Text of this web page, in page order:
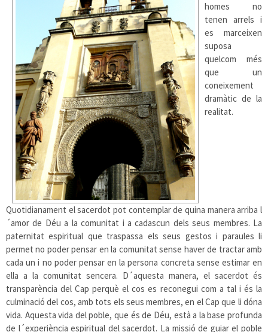
homes no
tenen arrels i
es marceixen
suposa
quelcom més
que un
coneixement
dramàtic de la
realitat.
Quotidianament el sacerdot pot contemplar de quina manera arriba l
´amor de Déu a la comunitat i a cadascun dels seus membres. La
paternitat espiritual que traspassa els seus gestos i paraules li
permet no poder pensar en la comunitat sense haver de tractar amb
cada un i no poder pensar en la persona concreta sense estimar en
ella a la comunitat sencera. D´aquesta manera, el sacerdot és
transparència del Cap perquè el cos es reconegui com a tal i és la
culminació del cos, amb tots els seus membres, en el Cap que li dóna
vida. Aquesta vida del poble, que és de Déu, està a la base profunda
de l´experiència espiritual del sacerdot. La missió de guiar el poble